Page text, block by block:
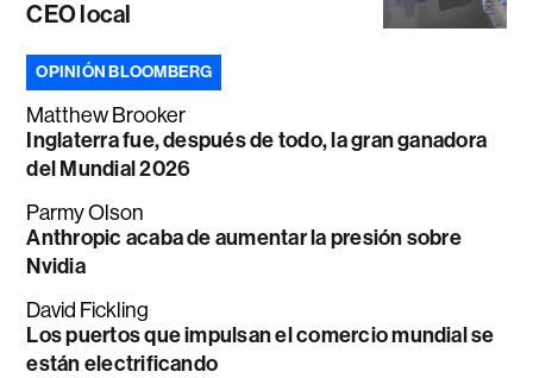
CEO local
OPINIÓN BLOOMBERG
Matthew Brooker
Inglaterra fue, después de todo, la gran ganadora
del Mundial 2026
Parmy Olson
Anthropic acaba de aumentar la presión sobre
Nvidia
David Fickling
Los puertos que impulsan el comercio mundial se
están electrificando